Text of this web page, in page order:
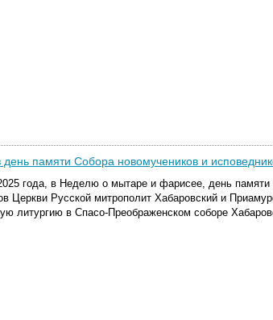
памяти Собора новомучеников и
года, в Неделю о мытаре и фарисее, день памяти
Церкви Русской митрополит Хабаровский и
литургию в Спасо-Преображенском соборе